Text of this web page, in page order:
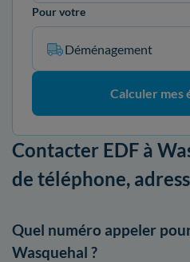
Pour votre
Déménagement
Calculer mes
Contacter EDF à
de téléphone,
Quel numéro appeler
Wasquehal ?